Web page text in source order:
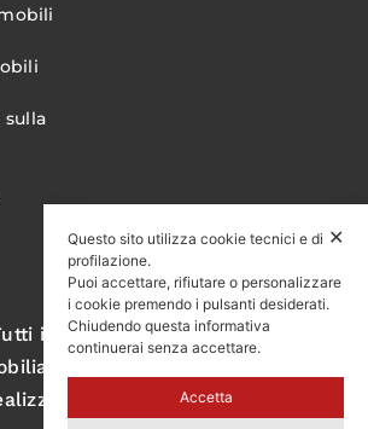
sulla
i diritti sono riservati. Gruppo
S.r.l. P.IVA 05060570750
da AL
✕
Questo sito utilizza cookie tecnici e di
profilazione.
Puoi accettare, rifiutare o personalizzare
i cookie premendo i pulsanti desiderati.
Chiudendo questa informativa
continuerai senza accettare.
Accetta